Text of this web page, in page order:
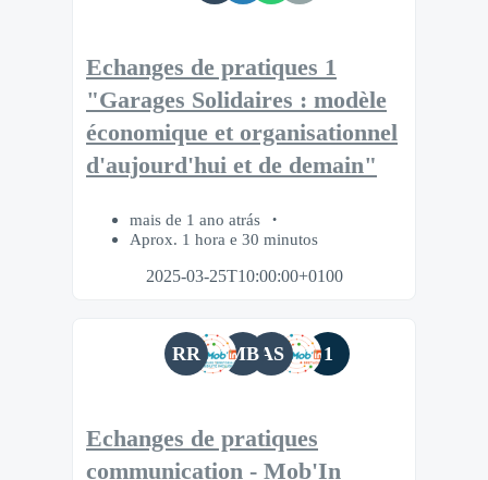
Echanges de pratiques 1
"Garages Solidaires : modèle
économique et organisationnel
d'aujourd'hui et de demain"
mais de 1 ano atrás
Aprox. 1 hora e 30 minutos
2025-03-25T10:00:00+0100
RR MBAS 1
Echanges de pratiques
communication - Mob'In